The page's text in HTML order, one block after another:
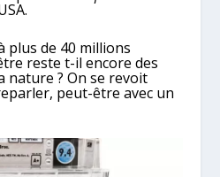
plus de 40 millions
reste t-il encore des
nature ? On se revoit
peut-être avec un